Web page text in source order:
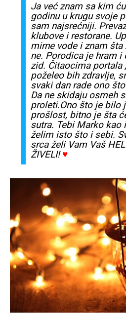
Ja već znam sakim ću
godinu u krugusvoje
sam najsrećniji.
klubove irestorane.
mirne vode iznam šta
ne. Porodicaje hram i
zid. Čitaocimaportala
poželeobih zdravlje,
svakidan rade ono što
Da ne skidaju osmeh
proleti.Ono štoje bilo
prošlost, bitno je šta
sutra. Tebi Marko kao
želim isto štoisebi.
srca želiVam Vaš
ŽIVELI!♥